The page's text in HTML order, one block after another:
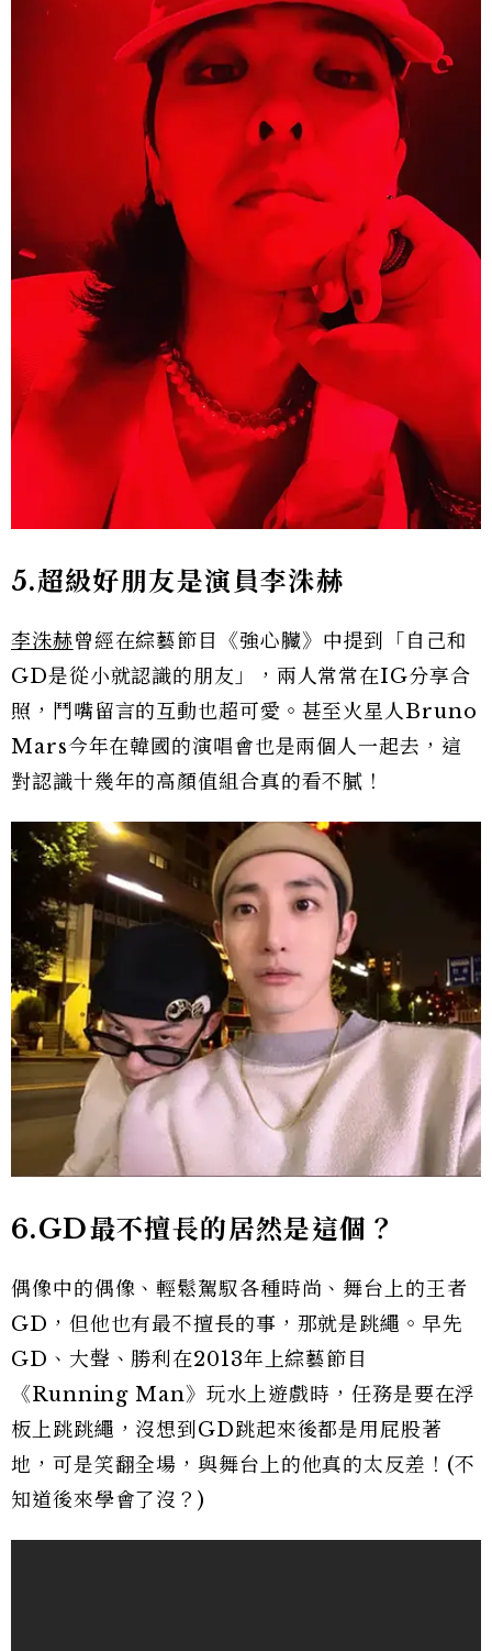
5.超級好朋友是演員李洙赫
李洙赫曾經在綜藝節目《強心臟》中提到「自己和
GD是從小就認識的朋友」，兩人常常在IG分享合
照，鬥嘴留言的互動也超可愛。甚至火星人Bruno
Mars今年在韓國的演唱會也是兩個人一起去，這
對認識十幾年的高顏值組合真的看不膩！
6.GD最不擅長的居然是這個？
偶像中的偶像、輕鬆駕馭各種時尚、舞台上的王者
GD，但他也有最不擅長的事，那就是跳繩。早先
GD、大聲、勝利在2013年上綜藝節目
《Running Man》玩水上遊戲時，任務是要在浮
板上跳跳繩，沒想到GD跳起來後都是用屁股著
地，可是笑翻全場，與舞台上的他真的太反差！(不
知道後來學會了沒？)